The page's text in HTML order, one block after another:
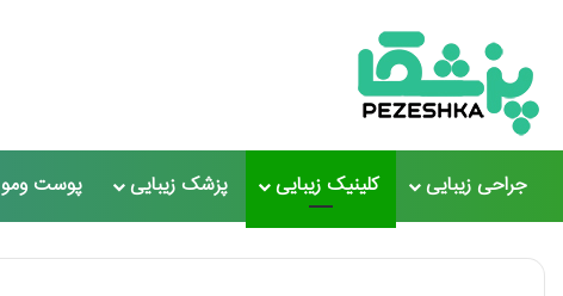
جراحی زیبایی کلینیک زیبایی پزشک زیبایی پوست ومو